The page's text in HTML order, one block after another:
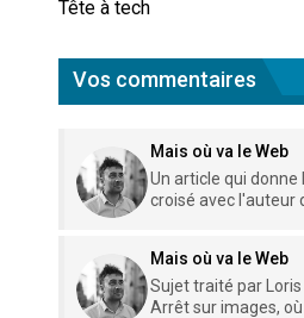
Tête à tech
Vos commentaires
Mais où va le Web
Un article qui
croisé avec l'auteur
Mais où va le Web
Sujet traité par
Arrêt sur images, où